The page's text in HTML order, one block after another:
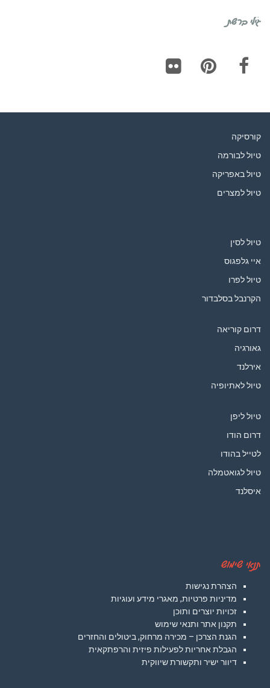
גילי ברשת
קורסיקה
טיול לבורמה
טיול באפריקה
טיול למצרים
טיול לסין
איי גלפגוס
טיול לפרו
הקרנבל בסלבדור
דרום קוריאה
גאורגיה
אירלנד
טיול לאתיופיה
טיול ליפן
דרום הודו
לטייל בהודו
טיול לגואטמלה
איסלנד
תנאי שימוש
הצהרת נגישות
מדיניות פרטיות, מאגרי מידע ועוגיות
זכויות יוצרים ותוכן
תקנון אתר ותנאי שימוש
הגנת הצרכן – מכירה מרחוק, ביטולים והחזרים
הגבלת אחריות לפעילות פיזית והרפתקאית
דיוור ישיר ותקשורת שיווקית